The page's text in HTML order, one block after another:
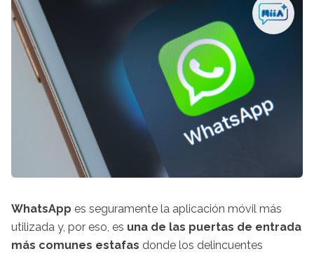
WhatsApp es seguramente la aplicación móvil más
utilizada y, por eso, es una de las puertas de entrada
más comunes estafas donde los delincuentes